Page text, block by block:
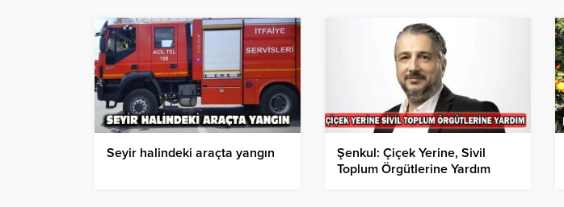
Seyir halindeki araçta yangın
Şenkul: Çiçek Yerine, Sivil
Toplum Örgütlerine Yardım